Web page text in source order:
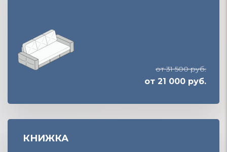
от 31 500 руб.
от 21 000 руб.
КНИЖКА